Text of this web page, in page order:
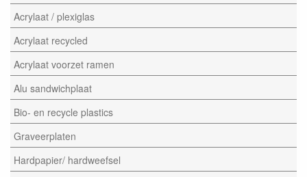
Acrylaat / plexiglas
Acrylaat recycled
Acrylaat voorzet ramen
Alu sandwichplaat
Bio- en recycle plastics
Graveerplaten
Hardpapier/ hardweefsel